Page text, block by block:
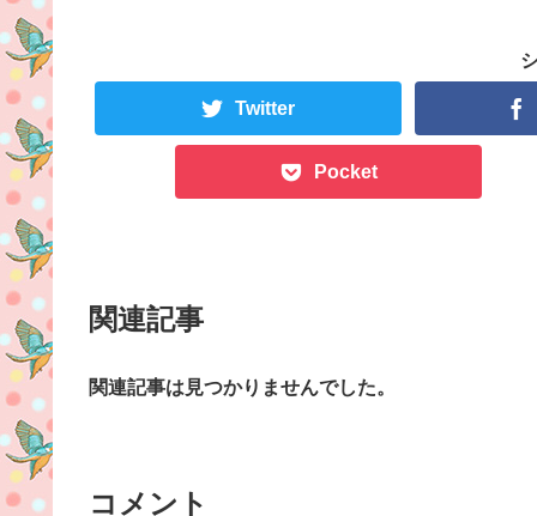
Twitter
Pocket
関連記事
関連記事は見つかりませんでした。
コメント